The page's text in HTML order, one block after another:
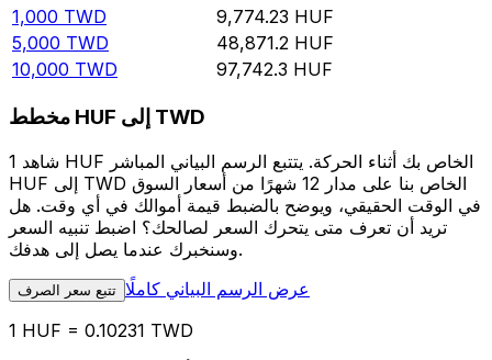
1,000 TWD 9,774.23 HUF
5,000 TWD 48,871.2 HUF
10,000 TWD 97,742.3 HUF
مخطط HUF إلى TWD
شاهد 1 HUF الخاص بك أثناء الحركة. يتتبع الرسم البياني المباشر
HUF إلى TWD الخاص بنا على مدار 12 شهرًا من أسعار السوق
في الوقت الحقيقي، ويوضح بالضبط قيمة أموالك في أي وقت. هل
تريد أن تعرف متى يتحرك السعر لصالحك؟ اضبط تنبيه السعر
وسنخبرك عندما يصل إلى هدفك.
تتبع سعر الصرف عرض الرسم البياني كاملًا
1 HUF = 0.10231 TWD